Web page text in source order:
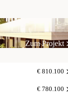
Zum Projekt
€ 810.100
€ 780.100